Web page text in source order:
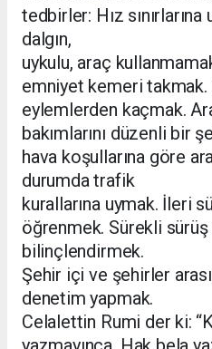
tedbirler: Hız
dalgın,
uykulu, araç
emniyet kemeri takmak.
eylemlerden kaçmak.
bakımlarını düzenli bir
hava koşullarına göre
durumda trafik
kurallarına uymak. İleri
öğrenmek. Sürekli
bilinçlendirmek.
Şehir içi ve şehirler
denetim yapmak.
Celalettin Rumi der ki: